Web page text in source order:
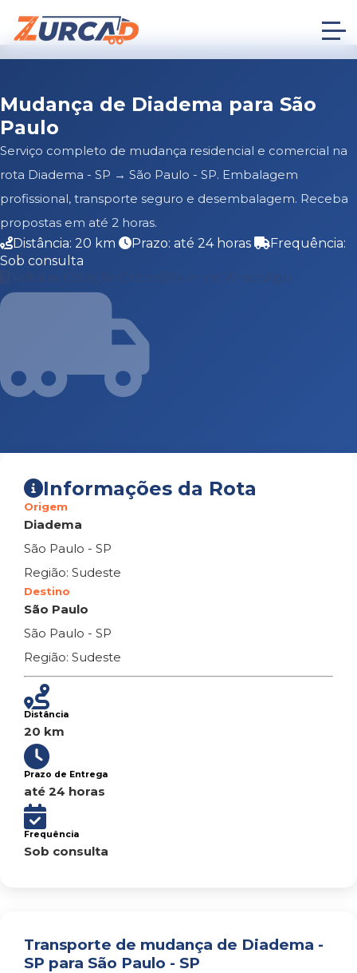
Mudança de Diadema para São
Paulo
Serviço completo de mudança residencial e comercial na
rota Diadema - SP → São Paulo - SP. Embalagem
profissional, transporte seguro e desembalagem. Receba
propostas em até 2 horas.
Distância: 20 km
Prazo: até 24 horas
Frequência:
Sob consulta
Falar no WhatsApp
Informações da Rota
Origem
Diadema
São Paulo - SP
Região: Sudeste
Destino
São Paulo
São Paulo - SP
Região: Sudeste
Distância
20 km
Prazo de Entrega
até 24 horas
Frequência
Sob consulta
Transporte de mudança de Diadema -
SP para São Paulo - SP